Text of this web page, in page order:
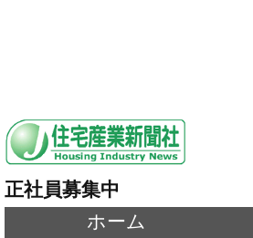
正社員募集中
ホーム